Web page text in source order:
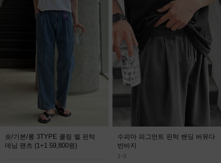
숏/기본/롱 3TYPE 쿨링 멜 핀턱
데님 팬츠 (1+1 59,800원)
수피마 피그먼트 핀턱 밴딩 버뮤다
반바지
1~3